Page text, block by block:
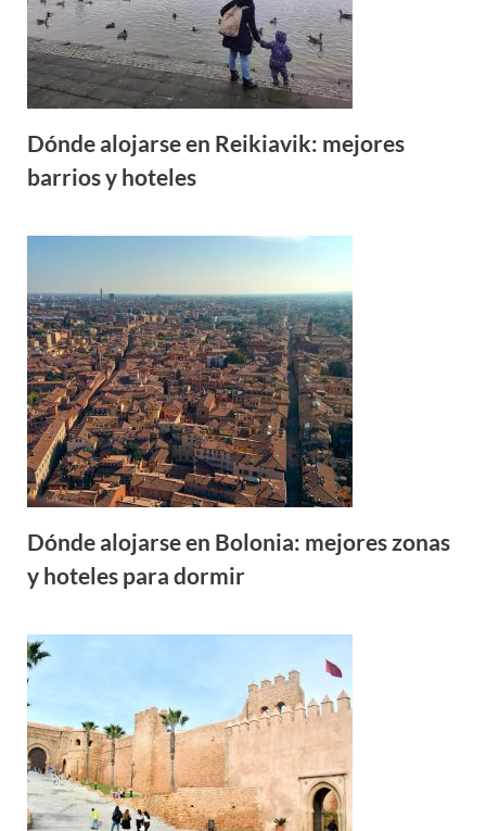
Dónde alojarse en Reikiavik: mejores
barrios y hoteles
Dónde alojarse en Bolonia: mejores zonas
y hoteles para dormir